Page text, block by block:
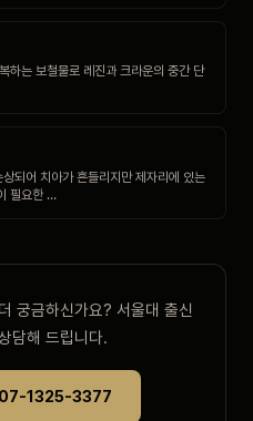
하는 보철물로 레진과 크라운의 중간 단
되어 치아가 흔들리지만 제자리에 있는
필요한 …
궁금하신가요? 서울대 출신
담해 드립니다.
1325-3377